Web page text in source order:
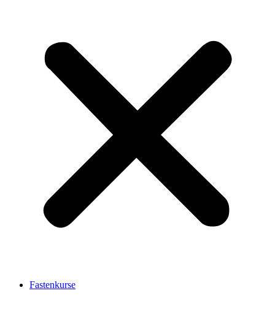
Fastenkurse